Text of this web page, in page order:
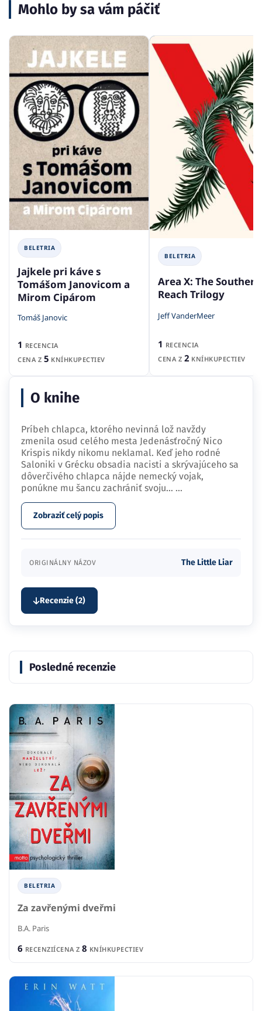
Mohlo by sa vám páčiť
BELETRIA
Jajkele pri káve s
Tomášom Janovicom a
Mirom Cipárom
Tomáš Janovic
1 RECENCIA
CENA Z 5 KNÍHKUPECTIEV
BELETRIA
Area X: The Southern
Reach Trilogy
Jeff VanderMeer
1 RECENCIA
CENA Z 2 KNÍHKUPECTIEV
O knihe
Príbeh chlapca, ktorého nevinná lož navždy
zmenila osud celého mesta Jedenásťročný Nico
Krispis nikdy nikomu neklamal. Keď jeho rodné
Saloniki v Grécku obsadia nacisti a skrývajúceho sa
dôverčivého chlapca nájde nemecký vojak,
ponúkne mu šancu zachrániť svoju… ...
Zobraziť celý popis
ORIGINÁLNY NÁZOV The Little Liar
Recenzie (2)
Posledné recenzie
BELETRIA
Za zavřenými dveřmi
B.A. Paris
6 RECENZIÍCENA Z 8 KNÍHKUPECTIEV